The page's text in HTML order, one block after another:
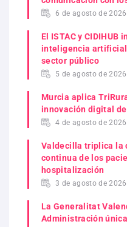
6 de agosto de 2026
El ISTAC y
inteligencia artificial
sector público
5 de agosto de 2026
Murcia aplica
innovación digital
4 de agosto de 2026
Valdecilla triplica la
continua de los
hospitalización
3 de agosto de 2026
La Generalitat
Administración única